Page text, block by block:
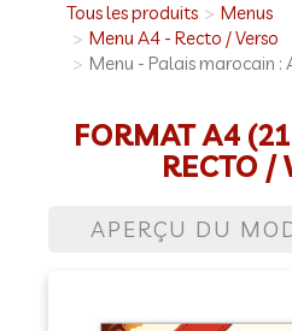
Tous les produits
Menus
Menu A4 - Recto / Verso
Menu - Palais marocain :
FORMAT A4
RECTO /
APERÇU DU